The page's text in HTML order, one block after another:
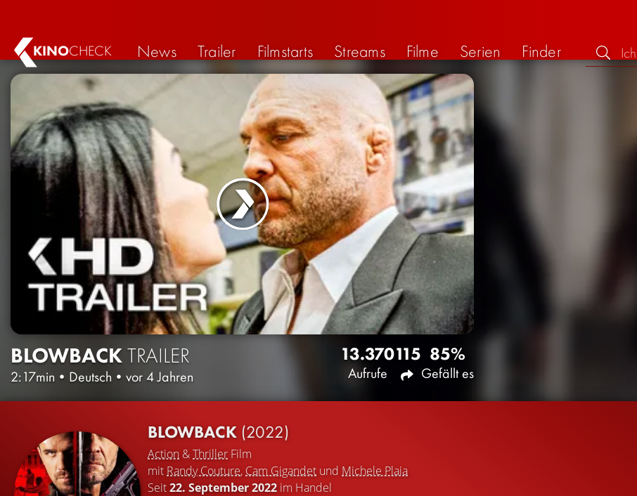
KINOCHECK News Trailer Filmstarts Streams Filme Serien Finder
BLOWBACKTRAILER
2:17min • Deutsch • vor 4 Jahren
13.370
Aufrufe
115 85%
Gefällt es
BLOWBACK (2022)
Action &Thriller Film
mit Randy Couture, Cam Gigandet und Michele Plaia
Seit22. September 2022im Handel